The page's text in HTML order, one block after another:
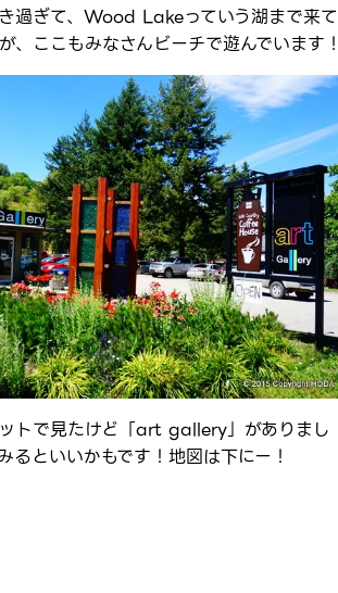
過ぎて、Wood Lakeっていう湖まで来て
、ここもみなさんビーチで遊んでいます
トで見たけど「art gallery」がありまし
るといいかもです！地図は下にー！